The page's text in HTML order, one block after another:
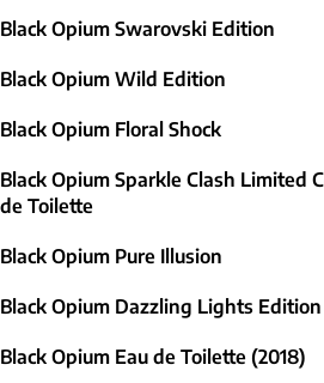
Black Opium Swarovski Edition
Black Opium Wild Edition
Black Opium Floral Shock
Black Opium Sparkle Clash Limited
de Toilette
Black Opium Pure Illusion
Black Opium Dazzling Lights Edition
Black Opium Eau de Toilette (2018)